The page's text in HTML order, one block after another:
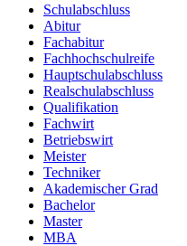
Schulabschluss
Abitur
Fachabitur
Fachhochschulreife
Hauptschulabschluss
Realschulabschluss
Qualifikation
Fachwirt
Betriebswirt
Meister
Techniker
Akademischer Grad
Bachelor
Master
MBA